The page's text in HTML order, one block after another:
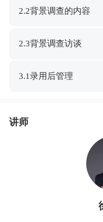
2.2背景调查的内容
2.3背景调查访谈
3.1录用后管理
讲师